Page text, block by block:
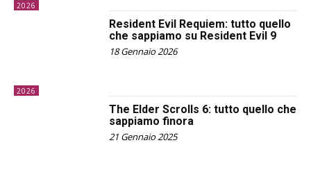
2026
2026
Resident Evil Requiem: tutto quello
che sappiamo su Resident Evil 9
18 Gennaio 2026
The Elder Scrolls 6: tutto quello che
sappiamo finora
21 Gennaio 2025